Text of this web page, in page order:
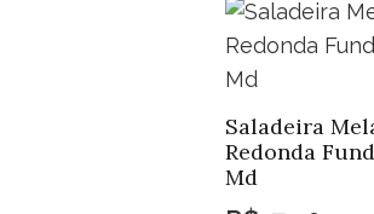
Saladeira
Redonda
Md